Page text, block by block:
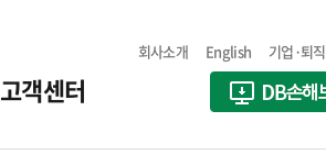
고객센터
회사소개 English 기업·퇴직